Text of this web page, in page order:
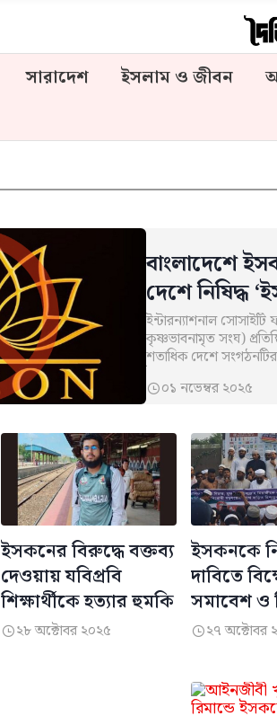
সারাদেশ ইসলাম ও জীবন
বাংলাদেশে
দেশে নিষিদ্ধ
ইন্টারন্যাশনাল
কৃষ্ণভাবনামৃত সংঘ)
শতাধিক দেশে সংগঠনটির
০১ নভেম্বর ২০২৫
ইসকনের বিরুদ্ধে বক্তব্য
দেওয়ায় যবিপ্রবি
শিক্ষার্থীকে হত্যার হুমকি
২৮ অক্টোবর ২০২৫
ইসকনকে
দাবিতে
সমাবেশ ও
২৭ অক্টোবর